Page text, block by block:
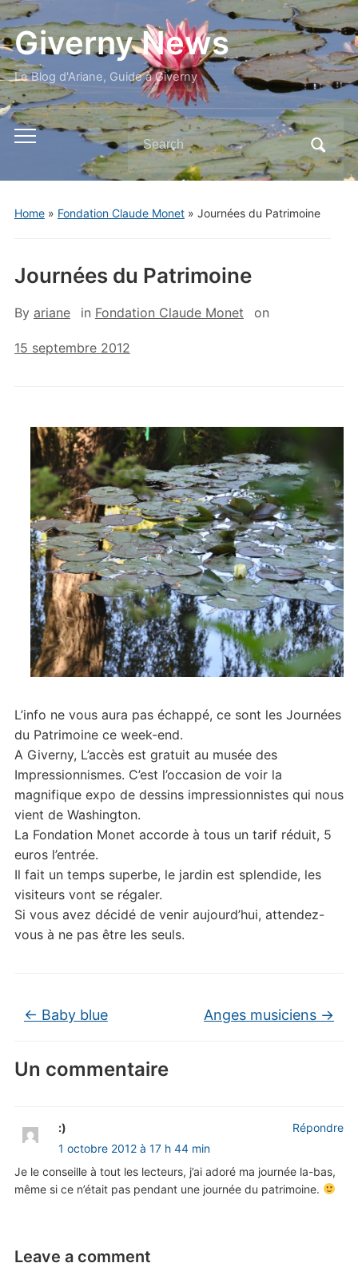
Giverny News
Le Blog d'Ariane, Guide à Giverny
Toggle
menu
Search
for:
Home» Fondation Claude Monet» Journées du Patrimoine
Journées du Patrimoine
By ariane in Fondation Claude Monet on
15 septembre 2012
L’info ne vous aura pas échappé, ce sont les Journées
du Patrimoine ce week-end.
A Giverny, L’accès est gratuit au musée des
Impressionnismes. C’est l’occasion de voir la
magnifique expo de dessins impressionnistes qui nous
vient de Washington.
La Fondation Monet accorde à tous un tarif réduit, 5
euros l’entrée.
Il fait un temps superbe, le jardin est splendide, les
visiteurs vont se régaler.
Si vous avez décidé de venir aujourd’hui, attendez-
vous à ne pas être les seuls.
← Baby blue Anges musiciens →
Un commentaire
:)
1 octobre 2012 à 17 h 44 min
Je le conseille à tout les lecteurs, j’ai adoré ma journée la-bas,
même si ce n’était pas pendant une journée du patrimoine.
Répondre
Leave a comment